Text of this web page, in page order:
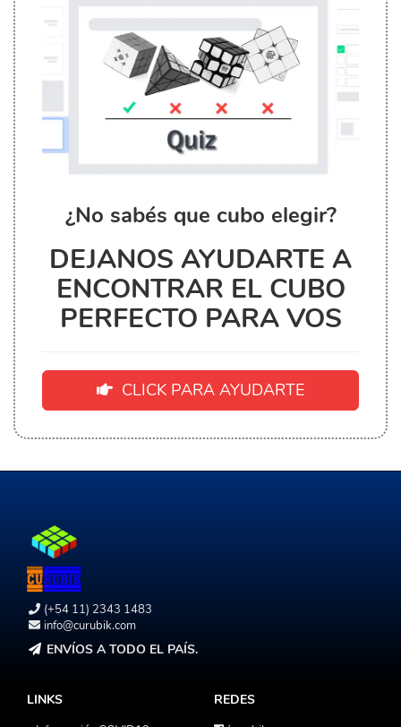
¿No sabés que cubo elegir?
DEJANOS AYUDARTE A
ENCONTRAR EL CUBO
PERFECTO PARA VOS
CLICK PARA AYUDARTE
(+54 11) 2343 1483
info@curubik.com
ENVÍOS A TODO EL PAÍS.
LINKS REDES